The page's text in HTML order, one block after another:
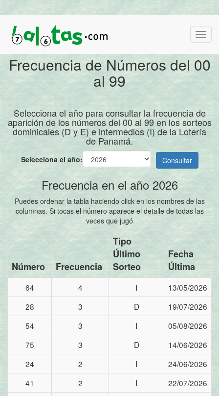
Frecuencia de Números del 00
al 99
Selecciona el año para consultar la frecuencia de
aparición de los números del 00 al 99 en los sorteos
dominicales (D y E) e intermedios (I) de la Lotería
de Panamá.
Selecciona el año: Consultar
Frecuencia en el año 2026
Puedes ordenar la tabla haciendo click en los nombres de las
columnas. Si tocas el número aparece el detalle de todas las
veces que jugó
Número Frecuencia
Tipo
Último
Sorteo
Fecha
Última
64 4 I
13/05/2026
28
3 D
19/07/2026
54
3 I
05/08/2026
75
3 D
14/06/2026
24
2 I
24/06/2026
41
2 I
22/07/2026